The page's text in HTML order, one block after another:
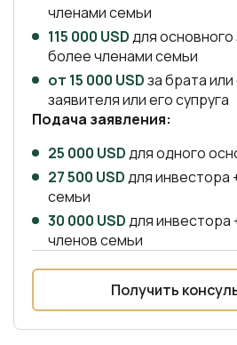
Того
Уганда
Экваториальная
Гвинея
Эфиопия
Южный Судан
Океания
Вануату
от 15 000 USDза брата или
заявителя или его супруга
Подача заявления:
25 000 USDдля одного
27 500 USDдля инвестора
семьи
30 000 USD для инвестора
членов семьи
Получить
Кто может